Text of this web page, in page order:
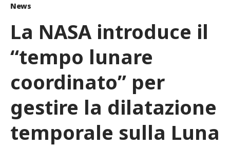
News
La NASA introduce il
“tempo lunare
coordinato” per
gestire la dilatazione
temporale sulla Luna